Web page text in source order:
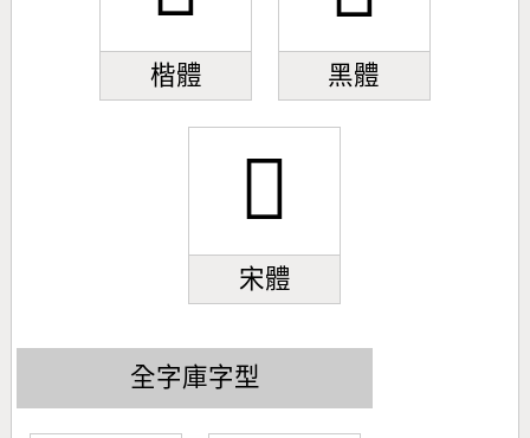
楷體 黑體
𠕄
宋體
全字庫字型